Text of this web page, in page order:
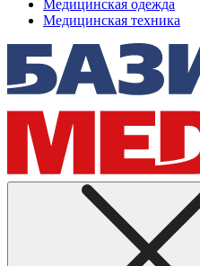
Медицинская одежда
Медицинская техника